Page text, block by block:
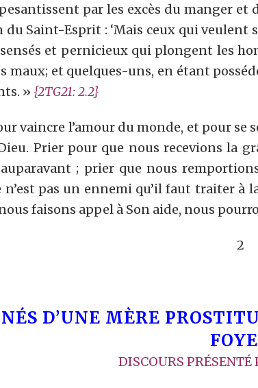
par les excès du manger et
du Saint-Esprit : ‘Mais ceux qui
et pernicieux qui plongent les
maux; et quelques-uns, en étant
» {2TG21:2.2}
vaincre l’amour du monde, et pour se
Prier pour que nous recevions la
; prier que nous
pas un ennemi qu’il faut traiter à
faisons appel à Son aide, nous
2
D’UNE MÈRE
DISCOURS PRÉSENTÉ